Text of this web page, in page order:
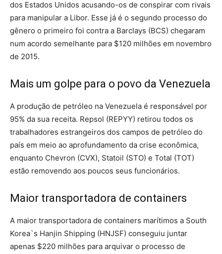
dos Estados Unidos acusando-os de conspirar com rivais
para manipular a Libor. Esse já é o segundo processo do
gênero o primeiro foi contra a Barclays (BCS) chegaram
num acordo semelhante para $120 milhões em novembro
de 2015.
Mais um golpe para o povo da Venezuela
A produção de petróleo na Venezuela é responsável por
95% da sua receita. Repsol (REPYY) retirou todos os
trabalhadores estrangeiros dos campos de petróleo do
país em meio ao aprofundamento da crise econômica,
enquanto Chevron (CVX), Statoil (STO) e Total (TOT)
estão removendo aos poucos seus funcionários.
Maior transportadora de containers
A maior transportadora de containers marítimos a South
Korea`s Hanjin Shipping (HNJSF) conseguiu juntar
apenas $220 milhões para arquivar o processo de